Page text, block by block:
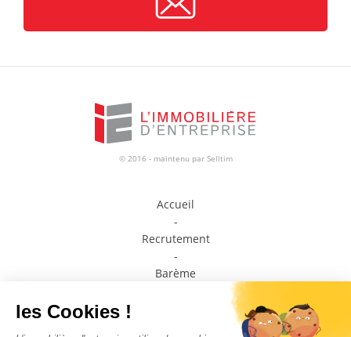
© 2016 - maintenu par Selltim
Accueil
-
Recrutement
-
Barème
Prendre contact avec un conseiller